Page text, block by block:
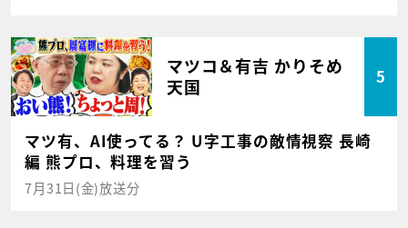
マツコ＆有吉 かりそめ
天国
5
マツ有、AI使ってる？ U字工事の敵情視察 長崎
編 熊プロ、料理を習う
7月31日(金)放送分